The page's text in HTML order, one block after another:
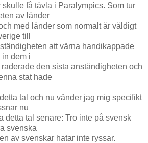
få tävla i Paralympics. Som tur
av länder
med länder som normalt är väldigt
till
att värna handikappade
in dem i
den sista anständigheten och
stat hade
tal och nu vänder jag mig specifikt
nu
detta tal senare: Tro inte på svensk
svenska
av svenskar hatar inte ryssar.